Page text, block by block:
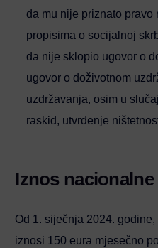
da mu nije priznato pravo
propisima o socijalnoj
da nije sklopio ugovor o
ugovor o doživotnom
uzdržavanja, osim u
raskid, utvrđenje
Iznos
Od 1. siječnja 2024.
iznosi 150 eura mjesečno